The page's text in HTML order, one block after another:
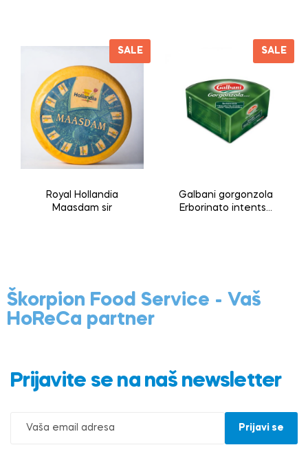
SALE
Royal Hollandia
Maasdam sir
SALE
Galbani gorgonzola
Erborinato intentso
Škorpion Food Service - Vaš
HoReCa partner
Prijavite se na naš newsletter